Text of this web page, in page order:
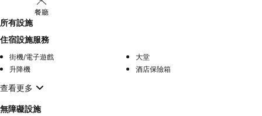
餐廳
所有設施
住宿設施服務
街機/電子遊戲
大堂
升降機
酒店保險箱
查看更多
無障礙設施